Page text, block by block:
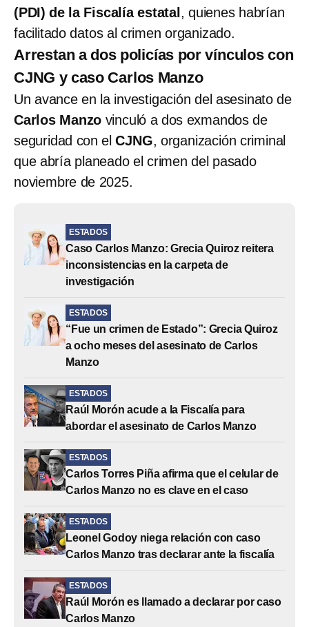
(PDI) de la Fiscalía estatal , quienes habrían
facilitado datos al crimen organizado.
Arrestan a dos policías por vínculos con
CJNG y caso Carlos Manzo
Un avance en la investigación del asesinato de
Carlos Manzo vinculó a dos exmandos de
seguridad con elCJNG, organización criminal
que abría planeado el crimen del pasado
noviembre de 2025.
ESTADOS
Caso Carlos Manzo: Grecia Quiroz reitera
inconsistencias en la carpeta de
investigación
ESTADOS
“Fue un crimen de Estado”: Grecia Quiroz
a ocho meses del asesinato de Carlos
Manzo
ESTADOS
Raúl Morón acude a la Fiscalía para
abordar el asesinato de Carlos Manzo
ESTADOS
Carlos Torres Piña afirma que el celular de
Carlos Manzo no es clave en el caso
ESTADOS
Leonel Godoy niega relación con caso
Carlos Manzo tras declarar ante la fiscalía
ESTADOS
Raúl Morón es llamado a declarar por caso
Carlos Manzo